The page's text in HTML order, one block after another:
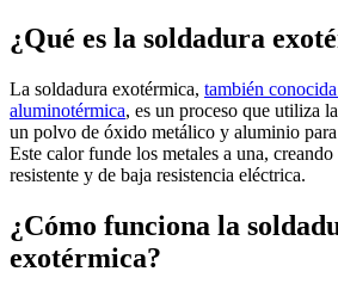
¿Qué es la soldadura
La soldadura exotérmica, también
aluminotérmica, es un proceso que utiliza
un polvo de óxido metálico y aluminio
Este calor funde los metales a una,
resistente y de baja resistencia eléctrica.
¿Cómo funciona la
exotérmica?